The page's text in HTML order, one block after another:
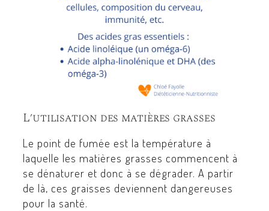
L’utilisation des matières grasses
Le point de fumée est la température à
laquelle les matières grasses commencent à
se dénaturer et donc à se dégrader. A partir
de là, ces graisses deviennent dangereuses
pour la santé.